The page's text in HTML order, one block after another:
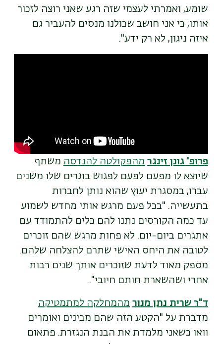
שומע, ואמרתי לעצמי שזה רגע שאני רוצה לזכור
אותו, כי אני חושב שכולנו מנסים להעביר גם
איזה ניגון, לא רק ידע".
פרופ' גונן זינגר מהפקולטה להנדסה משתף
שיוצא לו מפעם לפעם לפגוש בוגרים שלו משנים
עברו, במסגרת יעוץ שהוא נותן לחברות
בתעשייה. "בכל פעם מרגש אותי מחדש לשמוע
עד כמה הקורסים נתנו להם כלים להתמודד עם
אתגרים ביום-יום. לא פחות מרגש שהם זוכרים
לטובה את היחס האישי שתרם להצלחה שלהם.
מספק מאוד לדעת שזוכרים אותך שנים רבות
אחרי ושהשארת חותם חיובי".
ד"ר שרית נתן מנור מהמחלקה למתמטיקה
מדברת על "הקטע הזה שהם מבינים ואומרים
וואו כשאני מלמדת את הבנת הנגזרת. פתאום